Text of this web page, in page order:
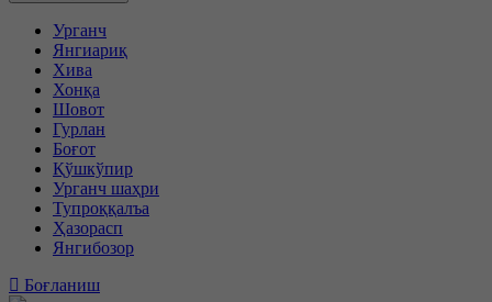
Урганч
Янгиариқ
Хива
Хонқа
Шовот
Гурлан
Боғот
Қўшкўпир
Урганч шаҳри
Тупроққалъа
Ҳазорасп
Янгибозор
Боғланиш